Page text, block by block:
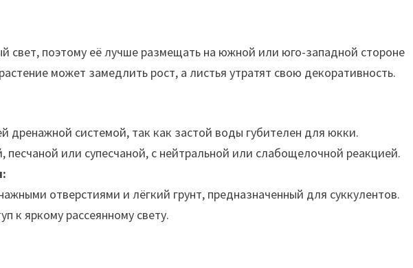
свет, поэтому её лучше размещать на южной или юго-западной стороне
может замедлить рост, а листья утратят свою декоративность.
дренажной системой, так как застой воды губителен для юкки.
песчаной или супесчаной, с нейтральной или слабощелочной реакцией.
отверстиями и лёгкий грунт, предназначенный для суккулентов.
к яркому рассеянному свету.